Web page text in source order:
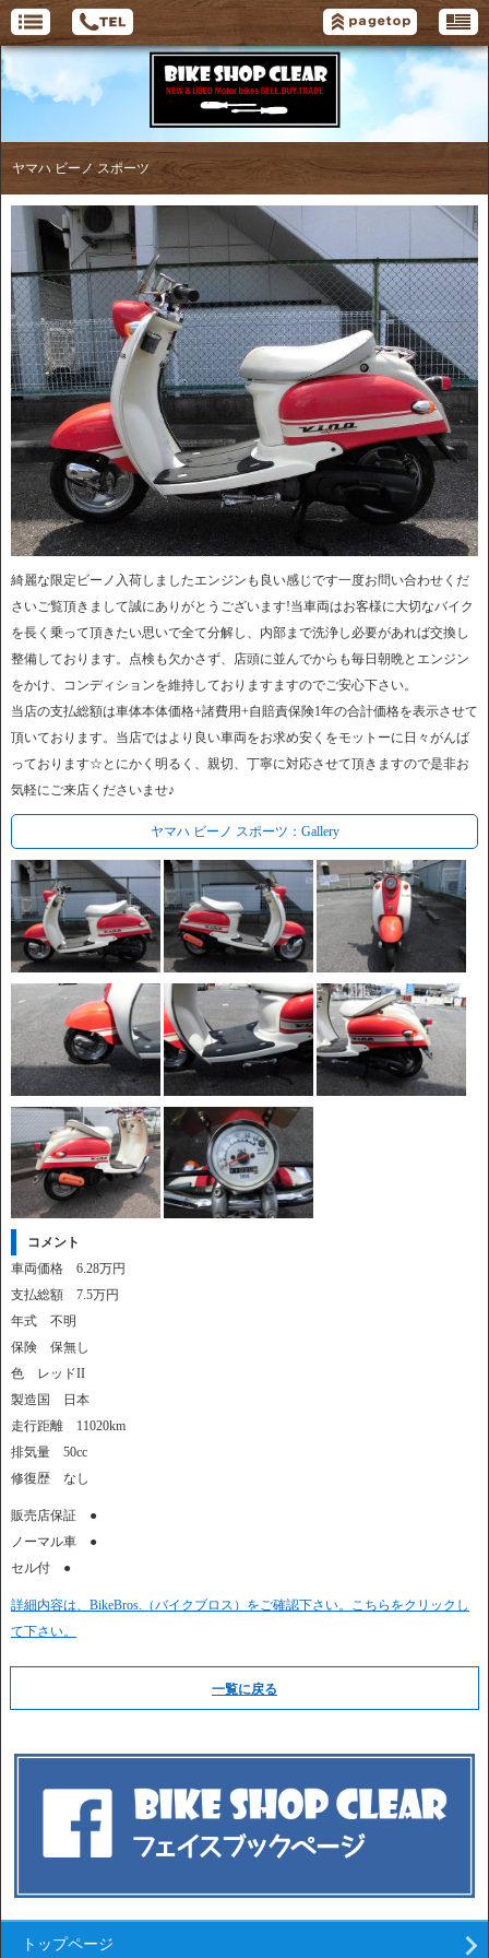
ヤマハ ビーノ スポーツ
綺麗な限定ビーノ入荷しましたエンジンも良い感じです一度お問い合わせくだ
さいご覧頂きまして誠にありがとうございます!当車両はお客様に大切なバイク
を長く乗って頂きたい思いで全て分解し、内部まで洗浄し必要があれば交換し
整備しております。点検も欠かさず、店頭に並んでからも毎日朝晩とエンジン
をかけ、コンディションを維持しておりますますのでご安心下さい。
当店の支払総額は車体本体価格+諸費用+自賠責保険1年の合計価格を表示させて
頂いております。当店ではより良い車両をお求め安くをモットーに日々がんば
っております☆とにかく明るく、親切、丁寧に対応させて頂きますので是非お
気軽にご来店くださいませ♪
ヤマハ ビーノ スポーツ：Gallery
コメント
車両価格 6.28万円
支払総額 7.5万円
年式 不明
保険 保無し
色 レッドII
製造国 日本
走行距離 11020km
排気量 50cc
修復歴 なし
販売店保証 ●
ノーマル車 ●
セル付 ●
詳細内容は、BikeBros.（バイクブロス）をご確認下さい。こちらをクリックし
て下さい。
一覧に戻る
トップページ